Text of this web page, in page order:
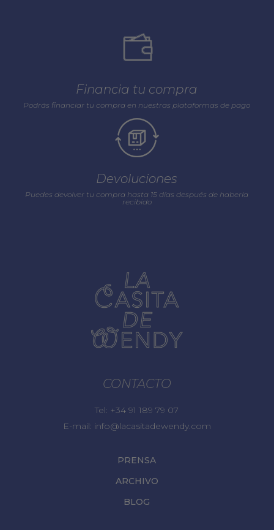
Financia tu compra
Podrás financiar tu compra en nuestras plataformas de pago
Devoluciones
Puedes devolver tu compra hasta 15 días después de haberla
recibido
CONTACTO
Tel: +34 91 189 79 07
E-mail: info@lacasitadewendy.com
PRENSA
ARCHIVO
BLOG